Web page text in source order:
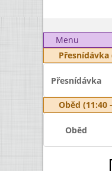
Menu
Přesnídávka
Přesnídávka
Oběd (11:40
Oběd